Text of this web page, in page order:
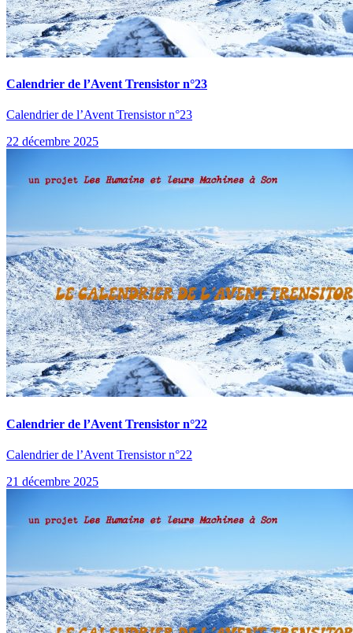
Calendrier de l’Avent Trensistor n°23
Calendrier de l’Avent Trensistor n°23
22 décembre 2025
Calendrier de l’Avent Trensistor n°22
Calendrier de l’Avent Trensistor n°22
21 décembre 2025